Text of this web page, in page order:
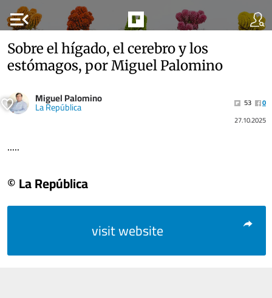
menu_open
Sobre el hígado, el cerebro y los
estómagos, por Miguel Palomino
Miguel Palomino
La República 53
0
27.10.2025
.....
© La República
visit website